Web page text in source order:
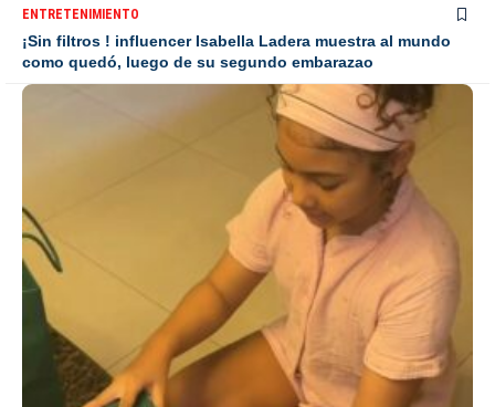
ENTRETENIMIENTO
¡Sin filtros ! influencer Isabella Ladera muestra al mundo
como quedó, luego de su segundo embarazao